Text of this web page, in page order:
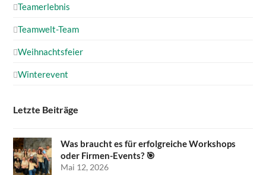
Teamerlebnis
Teamwelt-Team
Weihnachtsfeier
Winterevent
Letzte Beiträge
Was braucht es für erfolgreiche Workshops
oder Firmen-Events? 🎯
Mai 12, 2026